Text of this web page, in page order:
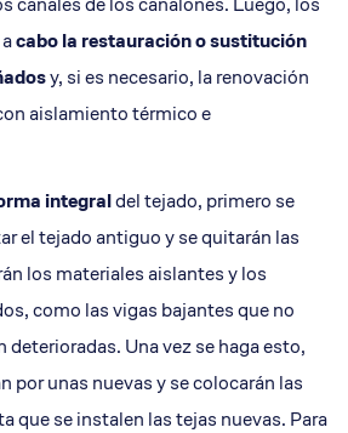
cabo la restauración o sustitución
y, si es necesario, la renovación
aislamiento térmico e
integraldel tejado, primero se
el tejado antiguo y se quitarán las
los materiales aislantes y los
como las vigas bajantes que no
deterioradas. Una vez se haga esto,
por unas nuevas y se colocarán las
que se instalen las tejas nuevas. Para